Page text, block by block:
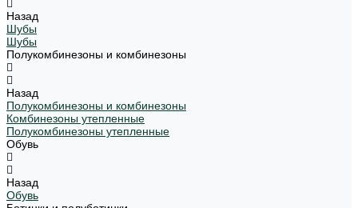
Назад
Шубы
Шубы
Полукомбинезоны и комбинезоны
Назад
Полукомбинезоны и комбинезоны
Комбинезоны утепленные
Полукомбинезоны утепленные
Обувь
Назад
Обувь